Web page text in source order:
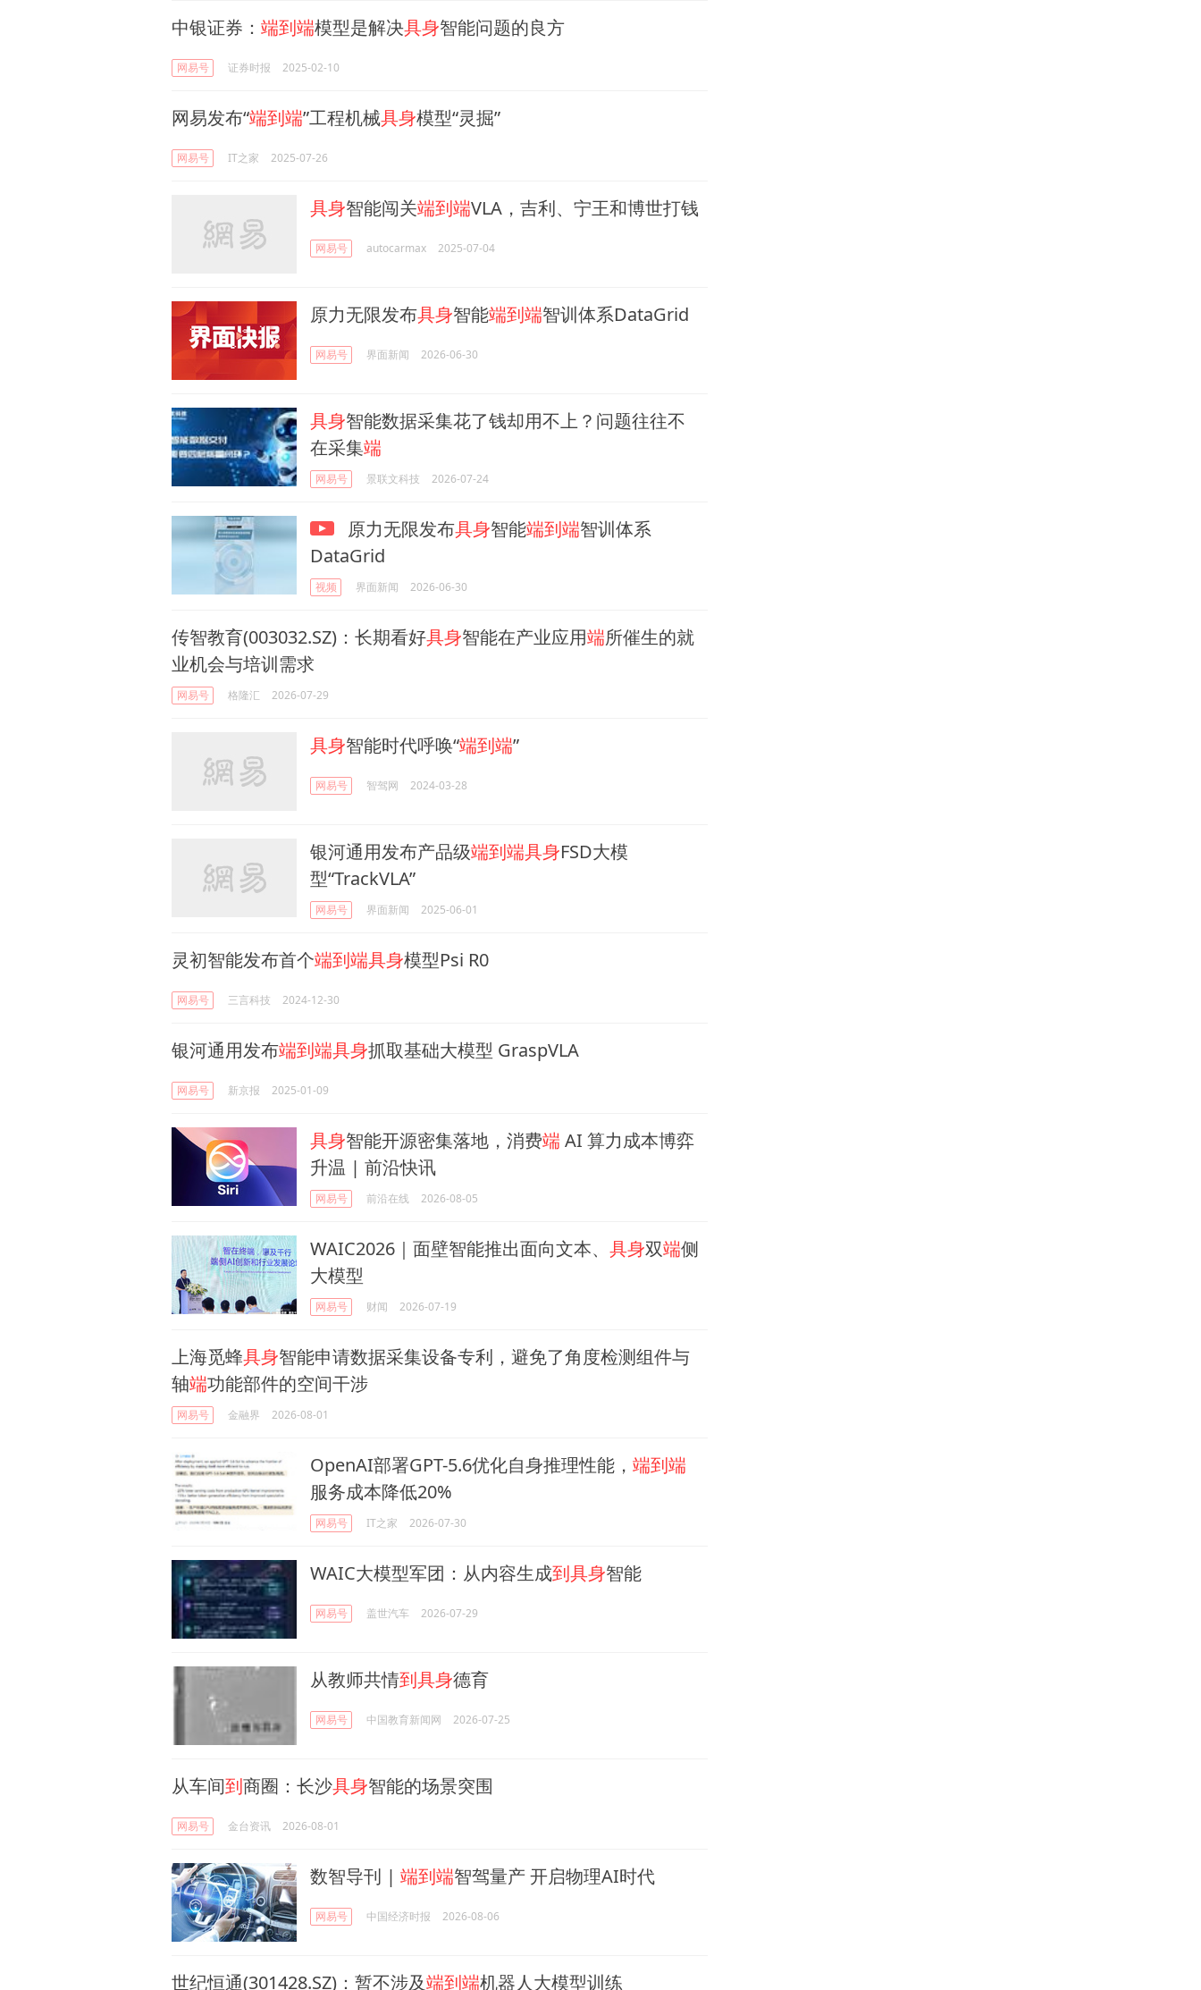
中银证券： 端到端模型是解决具身智能问题的良方
网易号 证券时报 2025-02-10
网易发布“端到端”工程机械具身模型“灵掘”
网易号 IT之家 2025-07-26
具身智能闯关端到端VLA，吉利、宁王和博世打钱
网易号 autocarmax 2025-07-04
原力无限发布具身智能端到端智训体系DataGrid
网易号 界面新闻 2026-06-30
具身智能数据采集花了钱却用不上？问题往往不
在采集端
网易号 景联文科技 2026-07-24
原力无限发布具身智能端到端智训体系
DataGrid
视频 界面新闻 2026-06-30
传智教育(003032.SZ)：长期看好具身智能在产业应用端所催生的就
业机会与培训需求
网易号 格隆汇 2026-07-29
具身智能时代呼唤“端到端”
网易号 智驾网 2024-03-28
银河通用发布产品级端到端具身FSD大模
型“TrackVLA”
网易号 界面新闻 2025-06-01
灵初智能发布首个端到端具身模型Psi R0
网易号 三言科技 2024-12-30
银河通用发布端到端具身抓取基础大模型 GraspVLA
网易号 新京报 2025-01-09
具身智能开源密集落地，消费端 AI 算力成本博弈
升温 | 前沿快讯
网易号 前沿在线 2026-08-05
WAIC2026｜面壁智能推出面向文本、 具身双端侧
大模型
网易号 财闻 2026-07-19
上海觅蜂具身智能申请数据采集设备专利，避免了角度检测组件与
轴端功能部件的空间干涉
网易号 金融界 2026-08-01
OpenAI部署GPT-5.6优化自身推理性能， 端到端
服务成本降低20%
网易号 IT之家 2026-07-30
WAIC大模型军团：从内容生成到具身智能
网易号 盖世汽车 2026-07-29
从教师共情到具身德育
网易号 中国教育新闻网 2026-07-25
从车间到商圈：长沙具身智能的场景突围
网易号 金台资讯 2026-08-01
数智导刊 | 端到端智驾量产 开启物理AI时代
网易号 中国经济时报 2026-08-06
世纪恒通(301428.SZ)：暂不涉及端到端机器人大模型训练